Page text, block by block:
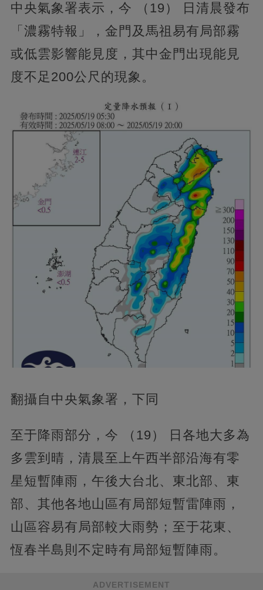
中央氣象署表示，今 （19） 日清晨發布
「濃霧特報」，金門及馬祖易有局部霧
或低雲影響能見度，其中金門出現能見
度不足200公尺的現象。
翻攝自中央氣象署，下同
至于降雨部分，今 （19） 日各地大多為
多雲到晴，清晨至上午西半部沿海有零
星短暫陣雨，午後大台北、東北部、東
部、其他各地山區有局部短暫雷陣雨，
山區容易有局部較大雨勢；至于花東、
恆春半島則不定時有局部短暫陣雨。
ADVERTISEMENT